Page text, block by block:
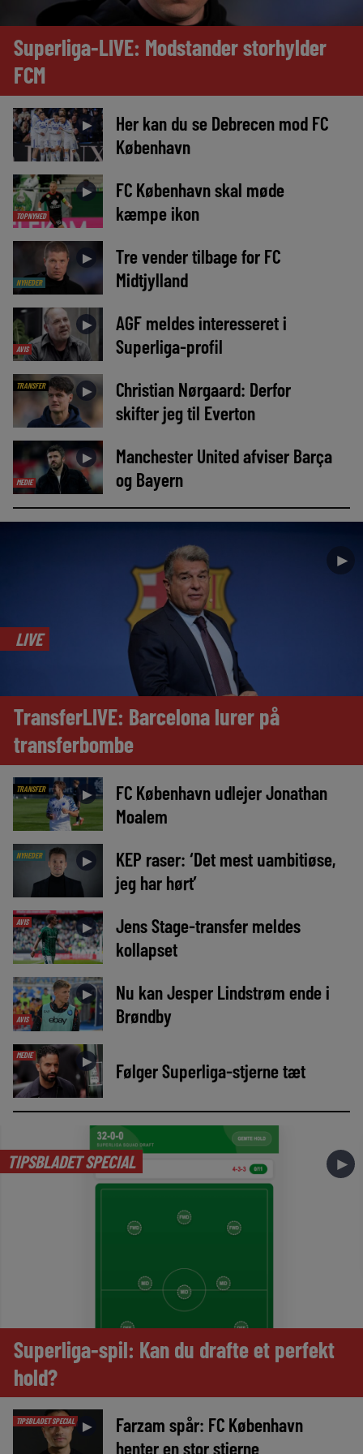
Superliga-LIVE: Modstander storhylder
FCM
►
Her kan du se Debrecen mod FC
København
TOPNYHED
►
FC København skal møde
kæmpe ikon
NYHEDER
►
Tre vender tilbage for FC
Midtjylland
AVIS
►
AGF meldes interesseret i
Superliga-profil
TRANSFER ►
Christian Nørgaard: Derfor
skifter jeg til Everton
MEDIE
►
Manchester United afviser Barça
og Bayern
►
LIVE
TransferLIVE: Barcelona lurer på
transferbombe
TRANSFER ►
FC København udlejer Jonathan
Moalem
NYHEDER ►
KEP raser: ‘Det mest uambitiøse,
jeg har hørt’
AVIS ►
Jens Stage-transfer meldes
kollapset
AVIS
►
Nu kan Jesper Lindstrøm ende i
Brøndby
MEDIE ► Følger Superliga-stjerne tæt
TIPSBLADET SPECIAL ►
Superliga-spil: Kan du drafte et perfekt
hold?
TIPSBLADET SPECIAL ►
Farzam spår: FC København
henter en stor stjerne